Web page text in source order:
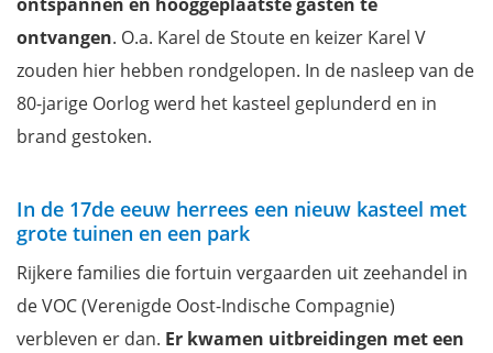
ontvangen. O.a. Karel de Stoute en keizer Karel V
zouden hier hebben rondgelopen. In de nasleep van de
80-jarige Oorlog werd het kasteel geplunderd en in
brand gestoken.
In de 17de eeuw herrees een nieuw kasteel met
grote tuinen en een park
Rijkere families die fortuin vergaarden uit zeehandel in
de VOC (Verenigde Oost-Indische Compagnie)
verbleven er dan. Er kwamen uitbreidingen met een